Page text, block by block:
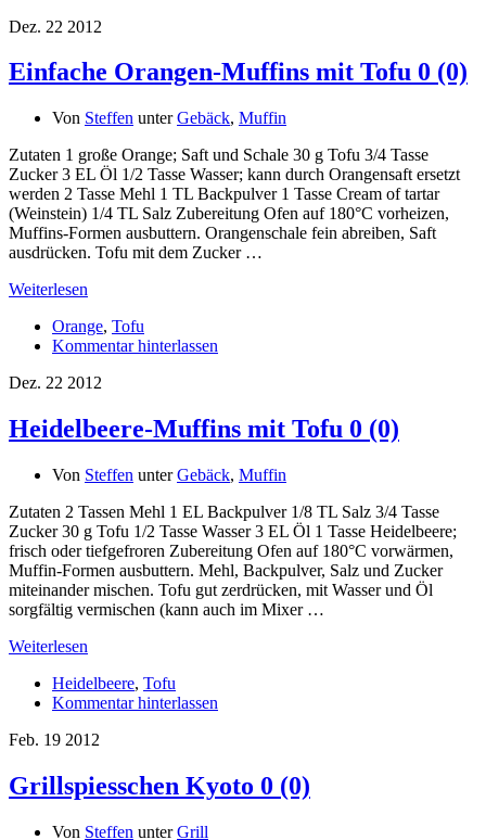
Dez. 22 2012
Einfache Orangen-Muffins mit Tofu 0 (0)
Von Steffen unterGebäck, Muffin
Zutaten 1 große Orange; Saft und Schale 30 g Tofu 3/4 Tasse
Zucker 3 EL Öl 1/2 Tasse Wasser; kann durch Orangensaft ersetzt
werden 2 Tasse Mehl 1 TL Backpulver 1 Tasse Cream of tartar
(Weinstein) 1/4 TL Salz Zubereitung Ofen auf 180°C vorheizen,
Muffins-Formen ausbuttern. Orangenschale fein abreiben, Saft
ausdrücken. Tofu mit dem Zucker …
Weiterlesen
Orange, Tofu
Kommentar hinterlassen
Dez. 22 2012
Heidelbeere-Muffins mit Tofu 0 (0)
Von Steffen unterGebäck, Muffin
Zutaten 2 Tassen Mehl 1 EL Backpulver 1/8 TL Salz 3/4 Tasse
Zucker 30 g Tofu 1/2 Tasse Wasser 3 EL Öl 1 Tasse Heidelbeere;
frisch oder tiefgefroren Zubereitung Ofen auf 180°C vorwärmen,
Muffin-Formen ausbuttern. Mehl, Backpulver, Salz und Zucker
miteinander mischen. Tofu gut zerdrücken, mit Wasser und Öl
sorgfältig vermischen (kann auch im Mixer …
Weiterlesen
Heidelbeere, Tofu
Kommentar hinterlassen
Feb. 19 2012
Grillspiesschen Kyoto 0 (0)
Von Steffen unterGrill